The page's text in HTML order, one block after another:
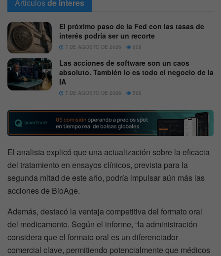
Articulosde interes
El próximo paso de la Fed con las tasas de
interés podría ser un recorte
7 DE AGOSTO DE 2026 608
Las acciones de software son un caos
absoluto. También lo es todo el negocio de la
IA
7 DE AGOSTO DE 2026 569
El analista explicó que una actualización sobre la eficacia
del tratamiento en ensayos clínicos, prevista para la
segunda mitad de este año, podría impulsar aún más las
acciones de BioAge.
Además, destacó la ventaja competitiva del formato oral
del medicamento. Según el informe, “la administración
considera que el formato oral es un diferenciador
comercial clave, permitiendo potencialmente que médicos